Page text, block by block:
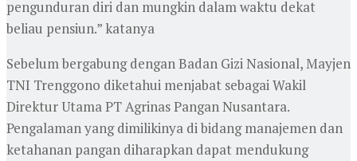
pengunduran diri dan mungkin dalam waktu dekat
beliau pensiun.” katanya
Sebelum bergabung dengan Badan Gizi Nasional, Mayjen
TNI Trenggono diketahui menjabat sebagai Wakil
Direktur Utama PT Agrinas Pangan Nusantara.
Pengalaman yang dimilikinya di bidang manajemen dan
ketahanan pangan diharapkan dapat mendukung